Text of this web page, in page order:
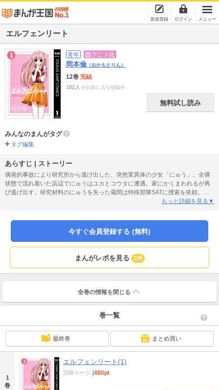
新規登録 ログイン メニュー
エルフェンリート
青年 アニメ化
岡本倫 （おかもとりん）
12巻 完結
182人 がお気に入り登録中
無料試し読み
みんなのまんがタグ
タグ編集
あらすじ | ストーリー
偶発的事故により研究所から逃げ出した、突然変異体の少女「にゅう」。全裸
状態で流れ着いた浜辺でにゅうはユカとコウタに遭遇。家にかくまわれるが再
び逃げ出す。研究材料のにゅうを失った蔵間は特殊部隊SATに捜索を依頼。人
間兵器と呼ばれるSATの坂東はにゅうを発見するが恐ろしい事態が…！
もっと詳細を見る▼
今すぐ会員登録する (無料)
まんがレポを見る 3件
全巻の情報を 閉じる
巻一覧
最終巻 まとめ買い
1
巻
エルフェンリート(1)
208ページ 480pt